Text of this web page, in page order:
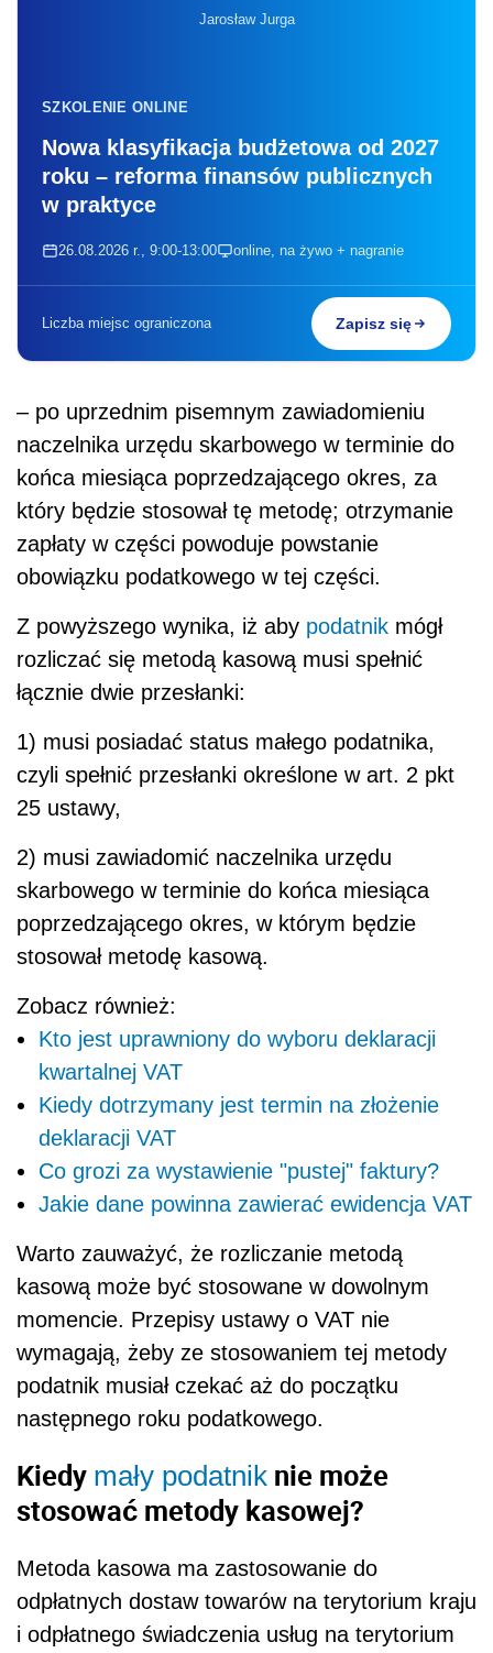
Jarosław Jurga
SZKOLENIE ONLINE
Nowa klasyfikacja budżetowa od 2027
roku – reforma finansów publicznych
w praktyce
26.08.2026 r., 9:00-13:00 online, na żywo + nagranie
Liczba miejsc ograniczona Zapisz się
– po uprzednim pisemnym zawiadomieniu
naczelnika urzędu skarbowego w terminie do
końca miesiąca poprzedzającego okres, za
który będzie stosował tę metodę; otrzymanie
zapłaty w części powoduje powstanie
obowiązku podatkowego w tej części.
Z powyższego wynika, iż aby podatnik mógł
rozliczać się metodą kasową musi spełnić
łącznie dwie przesłanki:
1) musi posiadać status małego podatnika,
czyli spełnić przesłanki określone w art. 2 pkt
25 ustawy,
2) musi zawiadomić naczelnika urzędu
skarbowego w terminie do końca miesiąca
poprzedzającego okres, w którym będzie
stosował metodę kasową.
Zobacz również:
Kto jest uprawniony do wyboru deklaracji
kwartalnej VAT
Kiedy dotrzymany jest termin na złożenie
deklaracji VAT
Co grozi za wystawienie "pustej" faktury?
Jakie dane powinna zawierać ewidencja VAT
Warto zauważyć, że rozliczanie metodą
kasową może być stosowane w dowolnym
momencie. Przepisy ustawy o VAT nie
wymagają, żeby ze stosowaniem tej metody
podatnik musiał czekać aż do początku
następnego roku podatkowego.
Kiedy mały podatnik nie może
stosować metody kasowej?
Metoda kasowa ma zastosowanie do
odpłatnych dostaw towarów na terytorium kraju
i odpłatnego świadczenia usług na terytorium